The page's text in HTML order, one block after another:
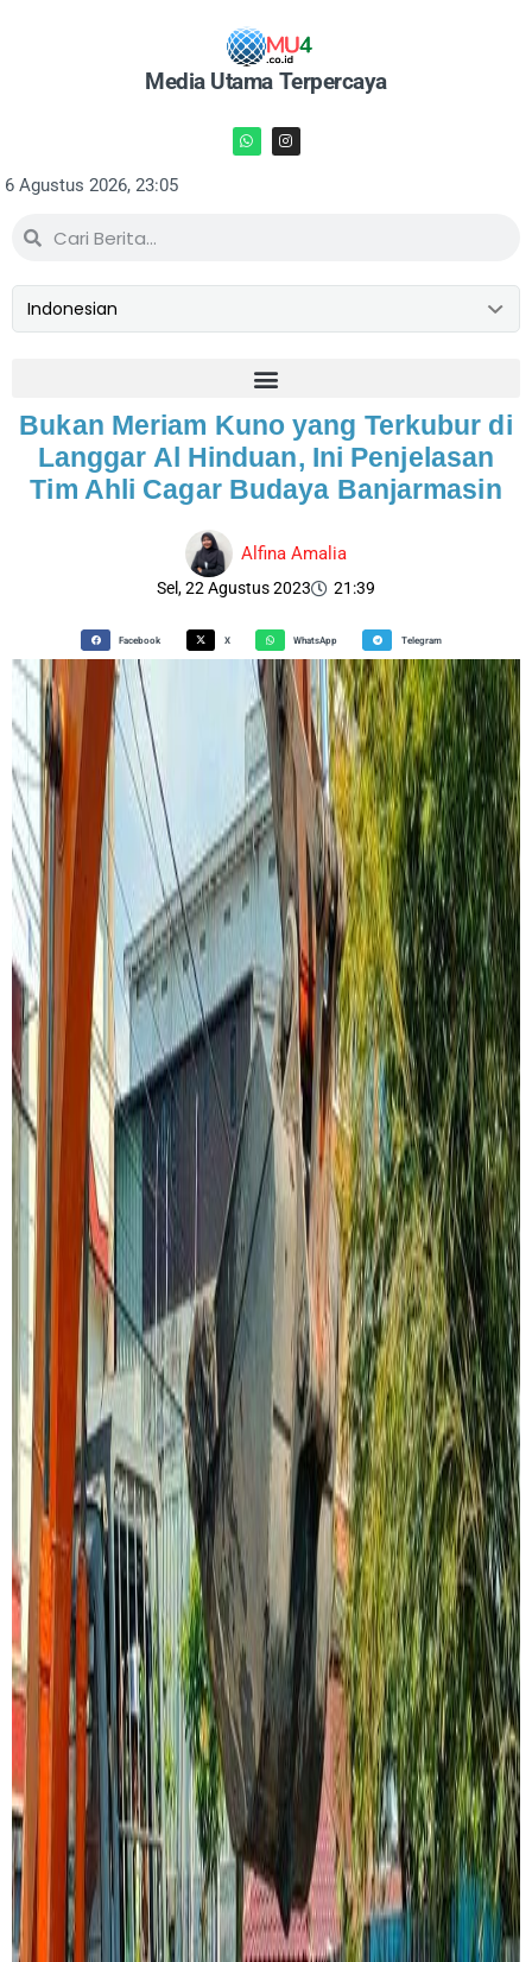
Media Utama Terpercaya
6 Agustus 2026, 23:05
Bukan Meriam Kuno yang Terkubur di
Langgar Al Hinduan, Ini Penjelasan
Tim Ahli Cagar Budaya Banjarmasin
Alfina Amalia
Sel, 22 Agustus 2023 21:39
Facebook X WhatsApp Telegram